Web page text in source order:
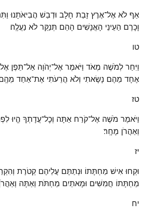
אַף לֹא אֶל־אֶרֶץ זָבַת חָלָב וּדְבַשׁ הֲבִיאֹתָנוּ
וָכָרֶם הַעֵינֵי הָאֲנָשִׁים הָהֵם תְּנַקֵּר לֹא נַעֲלֶֽה׃
טו
וַיִּחַר לְמֹשֶׁה מְאֹד וַיֹּאמֶר אֶל־יְהֹוָה אַל־תֵּפֶן
אֶחָד מֵהֶם נָשָׂאתִי וְלֹא הֲרֵעֹתִי אֶת־אַחַד
טז
וַיֹּאמֶר מֹשֶׁה אֶל־קֹרַח אַתָּה וְכׇל־עֲדָתְךָ הֱיוּ
וְאַהֲרֹן מָחָֽר׃
יז
וּקְחוּ אִישׁ מַחְתָּתוֹ וּנְתַתֶּם עֲלֵיהֶם קְטֹרֶת
מַחְתָּתוֹ חֲמִשִּׁים וּמָאתַיִם מַחְתֹּת וְאַתָּה
יח